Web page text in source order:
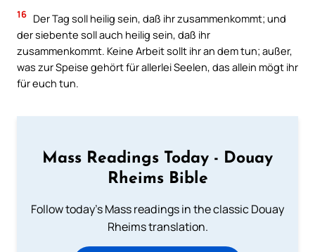
16 Der Tag soll heilig sein, daß ihr zusammenkommt; und
der siebente soll auch heilig sein, daß ihr
zusammenkommt. Keine Arbeit sollt ihr an dem tun; außer,
was zur Speise gehört für allerlei Seelen, das allein mögt ihr
für euch tun.
Mass Readings Today - Douay
Rheims Bible
Follow today's Mass readings in the classic Douay
Rheims translation.